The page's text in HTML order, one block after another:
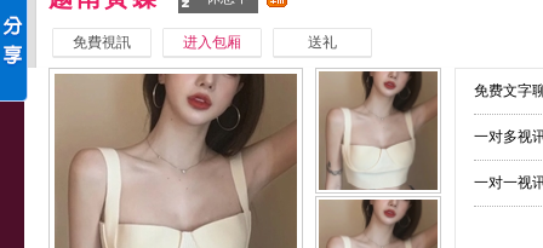
免費視訊 进入包厢 送礼
免费文字
一对多视
一对一视